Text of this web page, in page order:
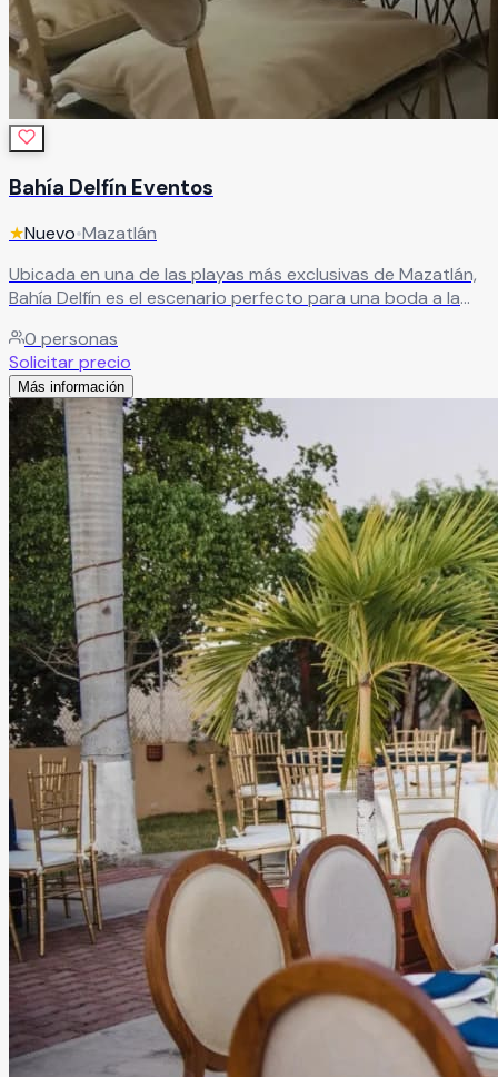
Bahía Delfín Eventos
★Nuevo•Mazatlán
Ubicada en una de las playas más exclusivas de Mazatlán,
Bahía Delfín es el escenario perfecto para una boda a la
algunos de los atardeceres más impresionantes del
Pacífico, creando un ambiente mágico para celebrar junto
a tus seres queridos un momento verdaderamente
inolvidable. Leer más
0 personas
Solicitar precio
Más información